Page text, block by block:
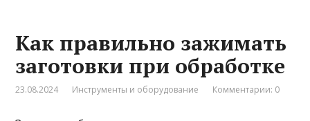
Как правильно зажимать
заготовки при обработке
23.08.2024 Инструменты и оборудование Комментарии: 0